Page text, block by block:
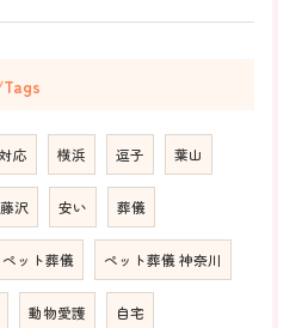
Tags
応 横浜 逗子 葉山
藤沢 安い 葬儀
ット葬儀 ペット葬儀 神奈川
動物愛護 自宅